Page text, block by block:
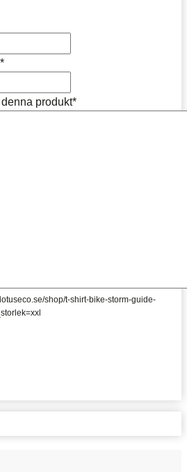
*
produkt*
shop/t-shirt-bike-storm-guide-